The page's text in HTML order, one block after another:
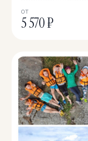
ОТ
5 570 ₽